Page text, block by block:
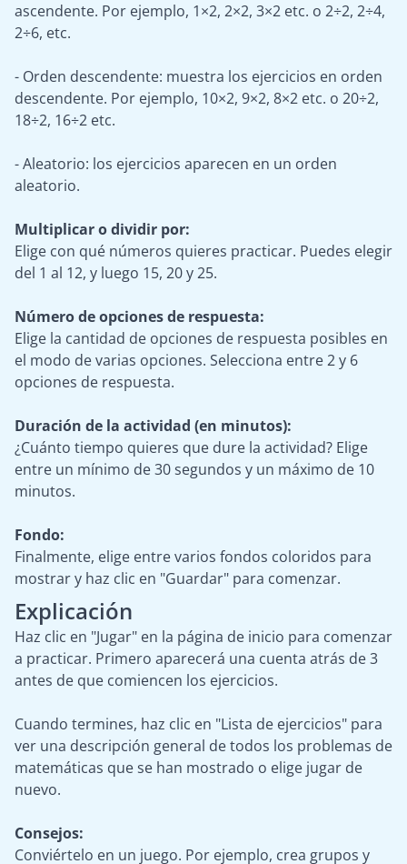
ascendente. Por ejemplo, 1×2, 2×2, 3×2 etc. o 2÷2, 2÷4,
2÷6, etc.
- Orden descendente: muestra los ejercicios en orden
descendente. Por ejemplo, 10×2, 9×2, 8×2 etc. o 20÷2,
18÷2, 16÷2 etc.
- Aleatorio: los ejercicios aparecen en un orden
aleatorio.
Multiplicar o dividir por:
Elige con qué números quieres practicar. Puedes elegir
del 1 al 12, y luego 15, 20 y 25.
Número de opciones de respuesta:
Elige la cantidad de opciones de respuesta posibles en
el modo de varias opciones. Selecciona entre 2 y 6
opciones de respuesta.
Duración de la actividad (en minutos):
¿Cuánto tiempo quieres que dure la actividad? Elige
entre un mínimo de 30 segundos y un máximo de 10
minutos.
Fondo:
Finalmente, elige entre varios fondos coloridos para
mostrar y haz clic en "Guardar" para comenzar.
Explicación
Haz clic en "Jugar" en la página de inicio para comenzar
a practicar. Primero aparecerá una cuenta atrás de 3
antes de que comiencen los ejercicios.
Cuando termines, haz clic en "Lista de ejercicios" para
ver una descripción general de todos los problemas de
matemáticas que se han mostrado o elige jugar de
nuevo.
Consejos:
Conviértelo en un juego. Por ejemplo, crea grupos y